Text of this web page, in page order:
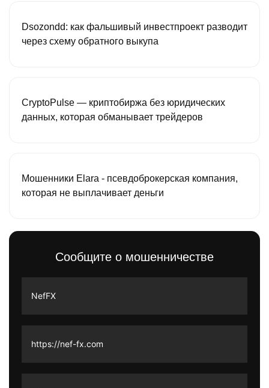
Dsozondd: как фальшивый инвестпроект разводит
через схему обратного выкупа
CryptoPulse — криптобиржа без юридических
данных, которая обманывает трейдеров
Мошенники Elara - псевдоброкерская компания,
которая не выплачивает деньги
Сообщите о мошенничестве